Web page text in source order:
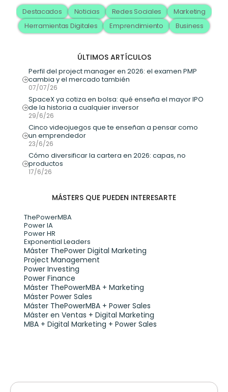
Destacados Noticias Redes Sociales
Marketing
Herramientas Digitales
Emprendimiento Business
ÚLTIMOS ARTÍCULOS
Perfil del project manager en 2026: el examen PMP
cambia y el mercado también
07/07/26
SpaceX ya cotiza en bolsa: qué enseña el mayor IPO
de la historia a cualquier inversor
29/6/26
Cinco videojuegos que te enseñan a pensar como
un emprendedor
23/6/26
Cómo diversificar la cartera en 2026: capas, no
productos
17/6/26
MÁSTERS QUE PUEDEN INTERESARTE
ThePowerMBA
Power IA
Power HR
Exponential Leaders
Máster ThePower Digital Marketing
Project Management
Power Investing
Power Finance
Máster ThePowerMBA + Marketing
Máster Power Sales
Máster ThePowerMBA + Power Sales
Máster en Ventas + Digital Marketing
MBA + Digital Marketing + Power Sales